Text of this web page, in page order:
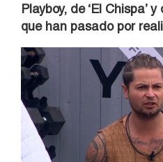
Playboy, de ‘El Chispa’
que han pasado por